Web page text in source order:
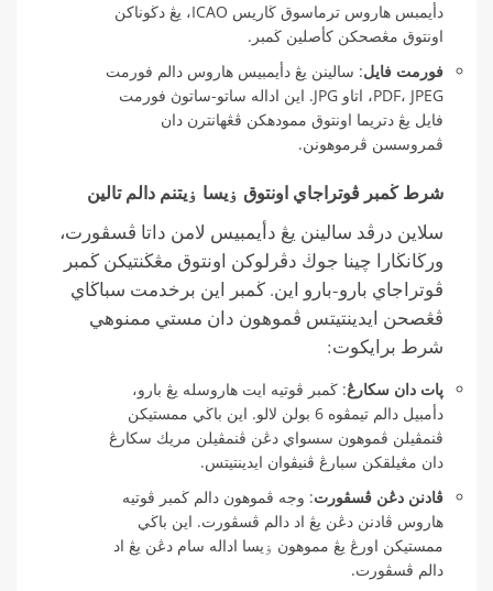
دأيمبس هاروس ترماسوق ڬاريس ICAO، يڠ دڬوناكن
اونتوق مڠصحكن كأصلين ڬمبر.
فورمت فايل: سالينن يڠ دأيمبيس هاروس دالم فورمت
PDF، JPEG، اتاو JPG. اين اداله ساتو-ساتوڽ فورمت
فايل يڠ دتريما اونتوق ممودهكن ڤڠهانترن دان
ڤمروسسن ڤرموهونن.
شرط ڬمبر ڤوتراجاي اونتوق ۏيسا ۏيتنم دالم تالين
سلاين درڤد سالينن يڠ دأيمبيس لامن داتا ڤسڤورت،
ورڬانڬارا چينا جوڬ دڤرلوكن اونتوق مڠڬنتيكن ڬمبر
ڤوتراجاي بارو-بارو اين. ڬمبر اين برخدمت سباڬاي
ڤڠصحن ايدينتيتس ڤموهون دان مستي ممنوهي
شرط برايكوت:
ڽات دان سكارڠ: ڬمبر ڤوتيه ايت هاروسله يڠ بارو،
دأمبيل دالم تيمڤوه 6 بولن لالو. اين باڬي ممستيكن
ڤنمڤيلن ڤموهون سسواي دڠن ڤنمڤيلن مريك سكارڠ
دان مڠيلقكن سبارڠ ڤنيڤوان ايدينتيتس.
ڤادنن دڠن ڤسڤورت: وجه ڤموهون دالم ڬمبر ڤوتيه
هاروس ڤادنن دڠن يڠ اد دالم ڤسڤورت. اين باڬي
ممستيكن اورڠ يڠ مموهون ۏيسا اداله سام دڠن يڠ اد
دالم ڤسڤورت.